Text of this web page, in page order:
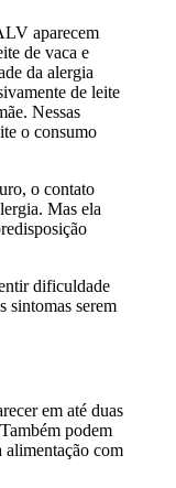
aparecem
de vaca e
da alergia
de leite
Nessas
o consumo
o contato
Mas ela
dificuldade
sintomas serem
em até duas
podem
alimentação com